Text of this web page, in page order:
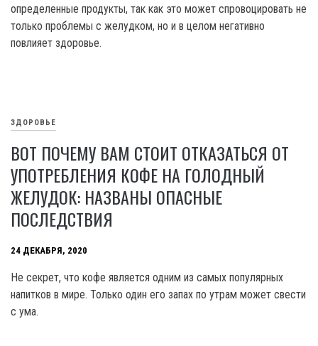
определенные продукты, так как это может спровоцировать не
только проблемы с желудком, но и в целом негативно
повлияет здоровье.
ЗДОРОВЬЕ
ВОТ ПОЧЕМУ ВАМ СТОИТ ОТКАЗАТЬСЯ ОТ
УПОТРЕБЛЕНИЯ КОФЕ НА ГОЛОДНЫЙ
ЖЕЛУДОК: НАЗВАНЫ ОПАСНЫЕ
ПОСЛЕДСТВИЯ
24 ДЕКАБРЯ, 2020
Не секрет, что кофе является одним из самых популярных
напитков в мире. Только один его запах по утрам может свести
с ума.